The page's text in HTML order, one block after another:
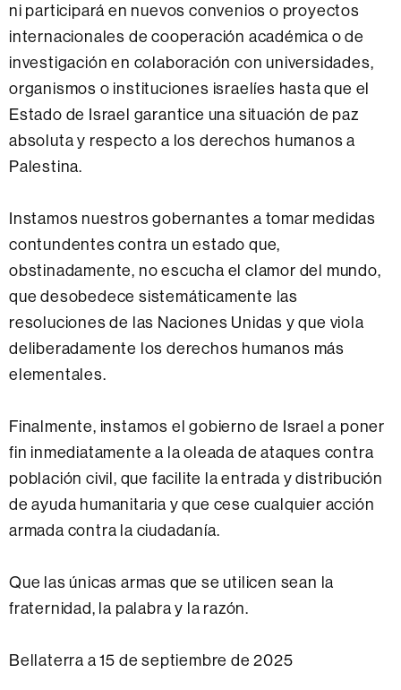
ni participará en nuevos convenios o proyectos
internacionales de cooperación académica o de
investigación en colaboración con universidades,
organismos o instituciones israelíes hasta que el
Estado de Israel garantice una situación de paz
absoluta y respecto a los derechos humanos a
Palestina.
Instamos nuestros gobernantes a tomar medidas
contundentes contra un estado que,
obstinadamente, no escucha el clamor del mundo,
que desobedece sistemáticamente las
resoluciones de las Naciones Unidas y que viola
deliberadamente los derechos humanos más
elementales.
Finalmente, instamos el gobierno de Israel a poner
fin inmediatamente a la oleada de ataques contra
población civil, que facilite la entrada y distribución
de ayuda humanitaria y que cese cualquier acción
armada contra la ciudadanía.
Que las únicas armas que se utilicen sean la
fraternidad, la palabra y la razón.
Bellaterra a 15 de septiembre de 2025